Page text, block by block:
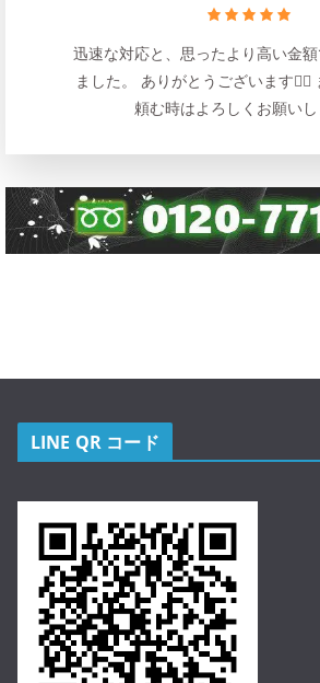
迅速な対応と、思ったより高い金
ました。 ありがとうございます🙇‍♂️
頼む時はよろしくお願いし
LINE QR コード